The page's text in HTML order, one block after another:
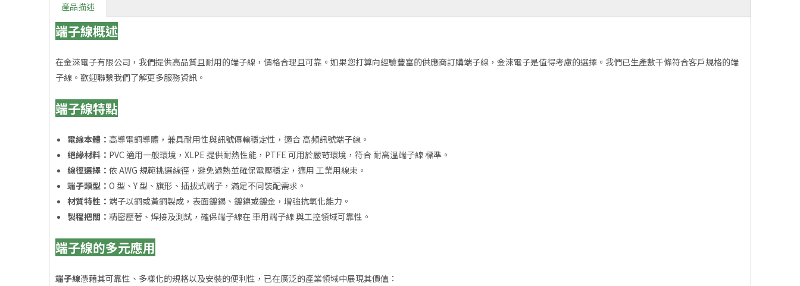
產品描述
端子線概述
在金淶電子有限公司，我們提供高品質且耐用的端子線，價格合理且可靠。如果您打算向經驗豐富的供應商訂購端子線，金淶電子是值得考慮的選擇。我們已生產數千條符合客戶規格的端
子線。歡迎聯繫我們了解更多服務資訊。
端子線特點
電線本體： 高導電銅導體，兼具耐用性與訊號傳輸穩定性，適合 高頻訊號端子線。
絕緣材料： PVC 適用一般環境，XLPE 提供耐熱性能，PTFE 可用於嚴苛環境，符合 耐高溫端子線 標準。
線徑選擇： 依 AWG 規範挑選線徑，避免過熱並確保電壓穩定，適用 工業用線束。
端子類型： O 型、Y 型、旗形、插拔式端子，滿足不同裝配需求。
材質特性： 端子以銅或黃銅製成，表面鍍錫、鍍鎳或鍍金，增強抗氧化能力。
製程把關： 精密壓著、焊接及測試，確保端子線在 車用端子線 與工控領域可靠性。
端子線的多元應用
端子線憑藉其可靠性、多樣化的規格以及安裝的便利性，已在廣泛的產業領域中展現其價值：